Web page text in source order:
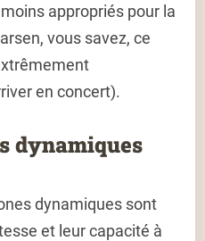
appropriés pour la
vous savez, ce
en concert).
dynamiques
dynamiques sont
et leur capacité à